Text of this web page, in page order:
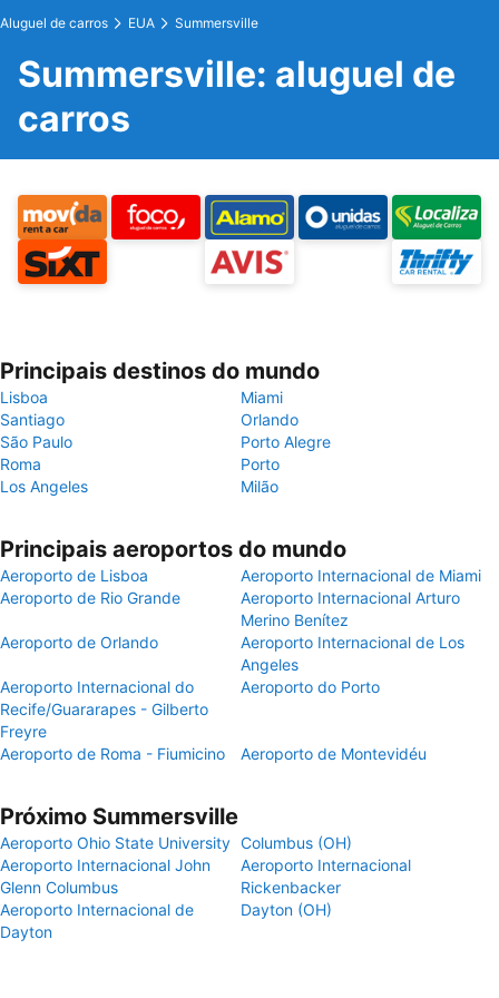
Aluguel de carros EUA Summersville
Summersville: aluguel de
carros
Principais destinos do mundo
Lisboa
Miami
Santiago
Orlando
São Paulo
Porto Alegre
Roma
Porto
Los Angeles
Milão
Principais aeroportos do mundo
Aeroporto de Lisboa
Aeroporto Internacional de Miami
Aeroporto de Rio Grande
Aeroporto Internacional Arturo
Merino Benítez
Aeroporto de Orlando
Aeroporto Internacional de Los
Angeles
Aeroporto Internacional do
Recife/Guararapes - Gilberto
Freyre
Aeroporto do Porto
Aeroporto de Roma - Fiumicino Aeroporto de Montevidéu
Próximo Summersville
Aeroporto Ohio State University Columbus (OH)
Aeroporto Internacional John
Glenn Columbus
Aeroporto Internacional
Rickenbacker
Aeroporto Internacional de
Dayton
Dayton (OH)